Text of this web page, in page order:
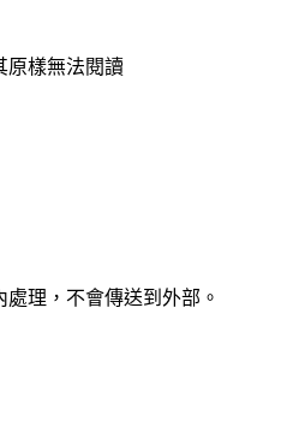
原樣無法閱讀
理，不會傳送到外部。